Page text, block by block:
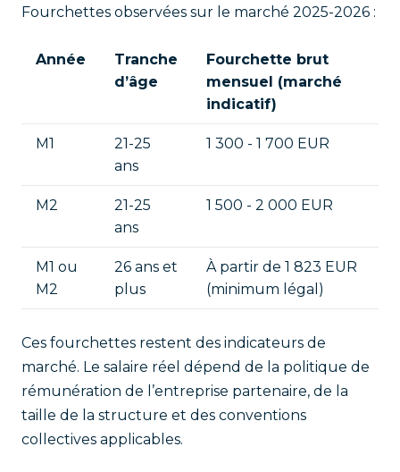
Fourchettes observées sur le marché 2025-2026 :
Année
Tranche
d’âge
Fourchette brut
mensuel (marché
indicatif)
M1
21-25
ans
1 300 - 1 700 EUR
M2
21-25
ans
1 500 - 2 000 EUR
M1 ou
M2
26 ans et
plus
À partir de 1 823 EUR
(minimum légal)
Ces fourchettes restent des indicateurs de
marché. Le salaire réel dépend de la politique de
rémunération de l’entreprise partenaire, de la
taille de la structure et des conventions
collectives applicables.